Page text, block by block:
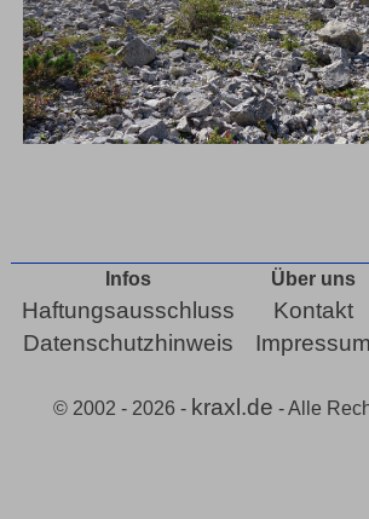
Infos
Haftungsausschluss
Datenschutzhinweis
Über uns
Kontakt
Impressum
© 2002 - 2026 - kraxl.de - Alle